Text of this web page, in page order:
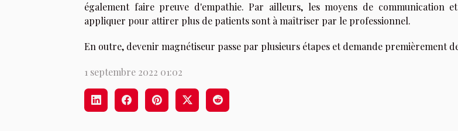
également faire preuve d'empathie. Par ailleurs, les moyens de communication
appliquer pour attirer plus de patients sont à maîtriser par le professionnel.
En outre, devenir magnétiseur passe par plusieurs étapes et demande premièrement
1 septembre 2022 01:02